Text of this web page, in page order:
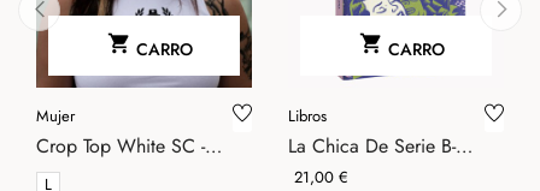
 CARRO
Mujer
Crop Top White SC -
Sinners
L
 CARRO
Libros
La Chica De Serie B-
Autsaider Comics
Precio
21,00 €
‹